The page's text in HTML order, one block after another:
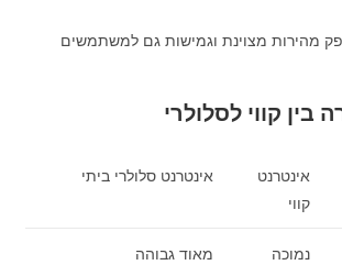
מהירות מצוינת וגמישות גם למשתמשים
בין קווי לסלולרי
אינטרנט
קווי
אינטרנט סלולרי ביתי
נמוכה מאוד גבוהה